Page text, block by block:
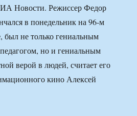
Новости. Режиссер Федор
в понедельник на 96-м
был не только гениальным
но и гениальным
верой в людей, считает его
кино Алексей